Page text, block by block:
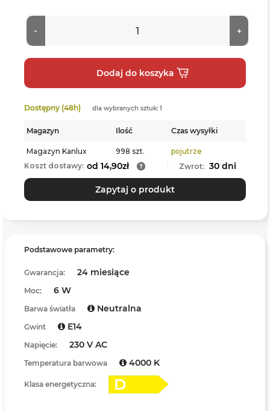
Dostępny (48h) dla wybranych sztuk: 1
Magazyn Ilość Czas wysyłki
Magazyn Kanlux 998 szt.
pojutrze
Koszt dostawy: od 14,90zł Zwrot: 30 dni
Zapytaj o produkt
Podstawowe parametry:
Gwarancja: 24 miesiące
Moc: 6 W
Barwa światła Neutralna
Gwint E14
Napięcie: 230 V AC
Temperatura barwowa 4000 K
Klasa energetyczna: